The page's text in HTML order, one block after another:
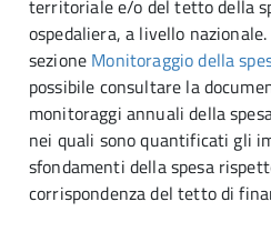
territoriale e/o del tetto della
ospedaliera, a livello
sezione Monitoraggio della
possibile consultare la
monitoraggi annuali della
nei quali sono quantificati gli
sfondamenti della spesa
corrispondenza del tetto di